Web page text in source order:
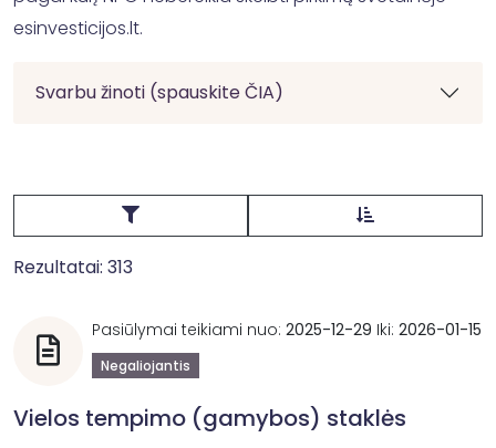
esinvesticijos.lt.
Svarbu žinoti (spauskite ČIA)
Rezultatai: 313
Pasiūlymai teikiami nuo: 2025-12-29 Iki: 2026-01-15
Negaliojantis
Vielos tempimo (gamybos) staklės